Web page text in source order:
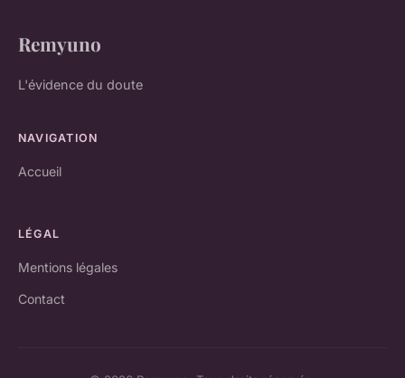
Remyuno
L'évidence du doute
NAVIGATION
Accueil
LÉGAL
Mentions légales
Contact